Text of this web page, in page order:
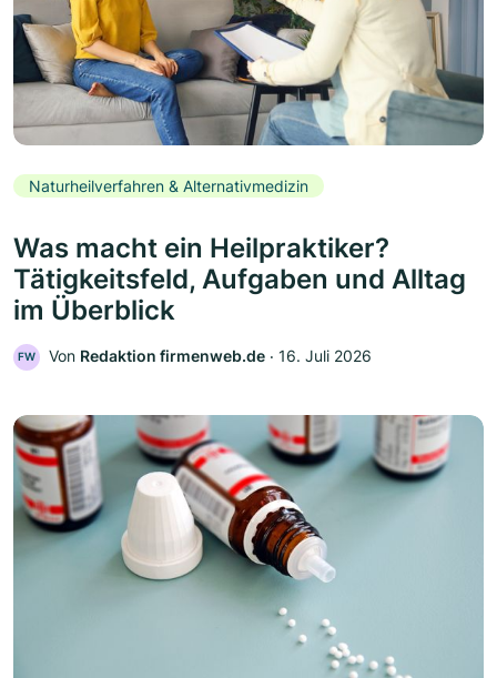
Naturheilverfahren & Alternativmedizin
Was macht ein Heilpraktiker?
Tätigkeitsfeld, Aufgaben und Alltag
im Überblick
FW Von Redaktion firmenweb.de ‧ 16. Juli 2026